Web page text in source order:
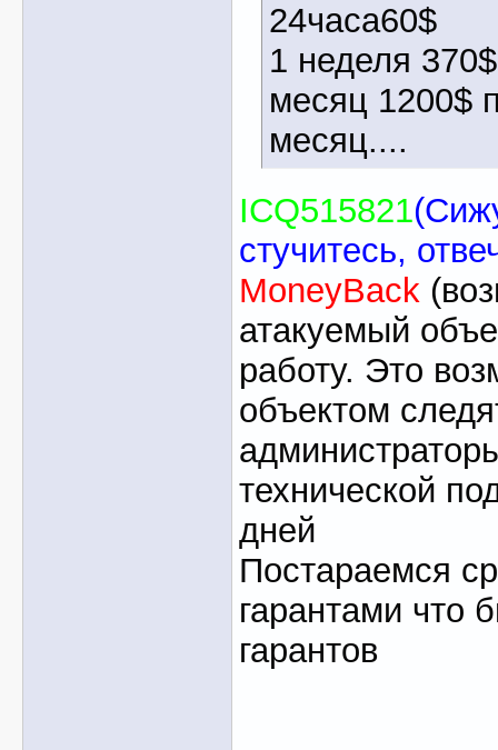
24часа60$
1 неделя
месяц 1200$
месяц....
ICQ515821
стучитесь,
MoneyBack
атакуемый
работу. Это
объектом
технической
дней
Постараемся
гарантами что
гарантов